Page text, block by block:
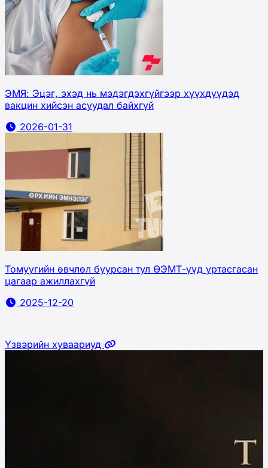
ЭМЯ: Эцэг, эхэд нь мэдэгдэхгүйгээр хүүхдүүдэд
вакцин хийсэн асуудал байхгүй
2026-01-31
Томуугийн өвчлөл буурсан тул ӨЭМТ-үүд уртасгасан
цагаар ажиллахгүй
2025-12-20
Үзвэрийн хуваариуд